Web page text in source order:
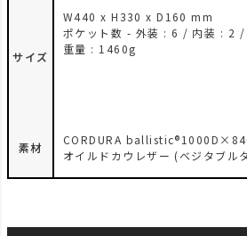
サイズ
W440 x H330 x D160 mm
ポケット数 - 外装 : 6 / 内装 : 2 /
重量 : 1460g
素材
CORDURA
オイルドカウレザー (ベジタブ